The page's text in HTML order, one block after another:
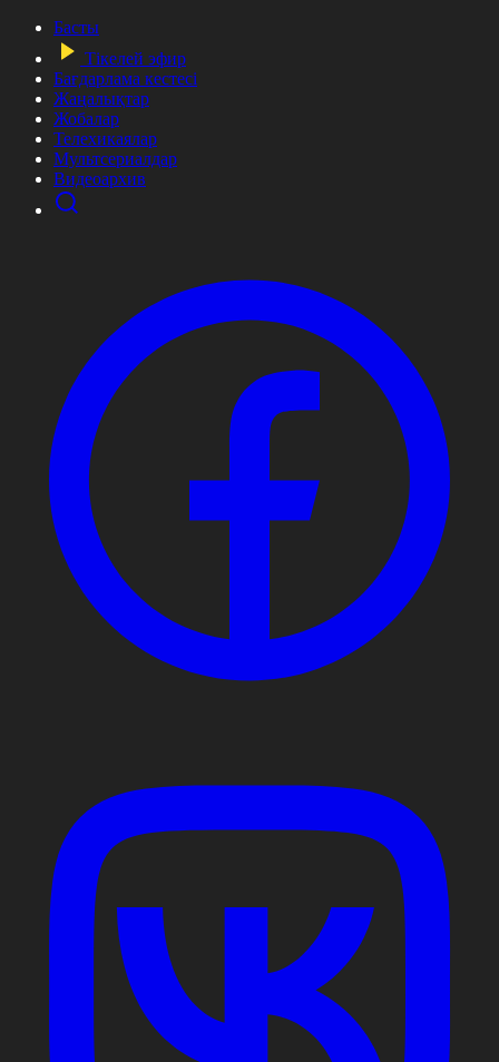
Басты
Тікелей эфир
Бағдарлама кестесі
Жаңалықтар
Жобалар
Телехикаялар
Мультсериалдар
Видеоархив